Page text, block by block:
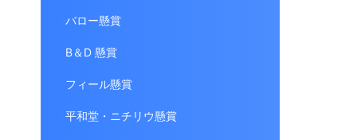
バロー懸賞
B＆D 懸賞
フィール懸賞
平和堂・ニチリウ懸賞